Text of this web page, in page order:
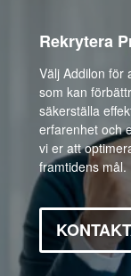
Rekrytera
Välj Addilon för
som kan
säkerställa
erfarenhet och
vi er att
framtidens mål.